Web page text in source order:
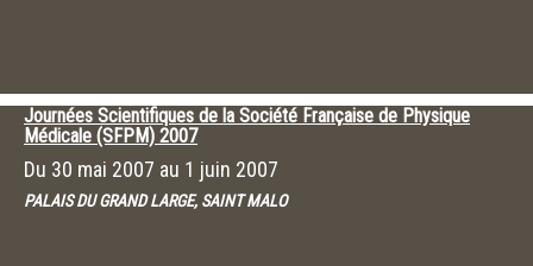
Journées Scientifiques de la Société Française de Physique
Médicale (SFPM) 2007
Du 30 mai 2007 au 1 juin 2007
PALAIS DU GRAND LARGE, SAINT MALO